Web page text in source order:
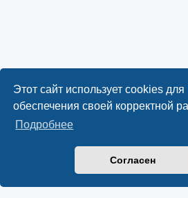
Этот сайт использует cookies для
обеспечения своей корректной
Подробнее
Согласен